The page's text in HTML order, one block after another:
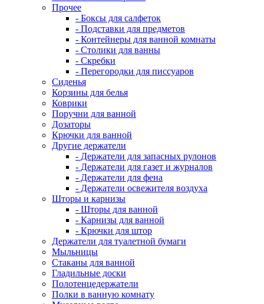
Прочее
- Боксы для салфеток
- Подставки для предметов
- Контейнеры для ванной комнаты
- Столики для ванны
- Скребки
- Перегородки для писсуаров
Сиденья
Корзины для белья
Коврики
Поручни для ванной
Дозаторы
Крючки для ванной
Другие держатели
- Держатели для запасных рулонов
- Держатели для газет и журналов
- Держатели для фена
- Держатели освежителя воздуха
Шторы и карнизы
- Шторы для ванной
- Карнизы для ванной
- Крючки для штор
Держатели для туалетной бумаги
Мыльницы
Стаканы для ванной
Гладильные доски
Полотенцедержатели
Полки в ванную комнату